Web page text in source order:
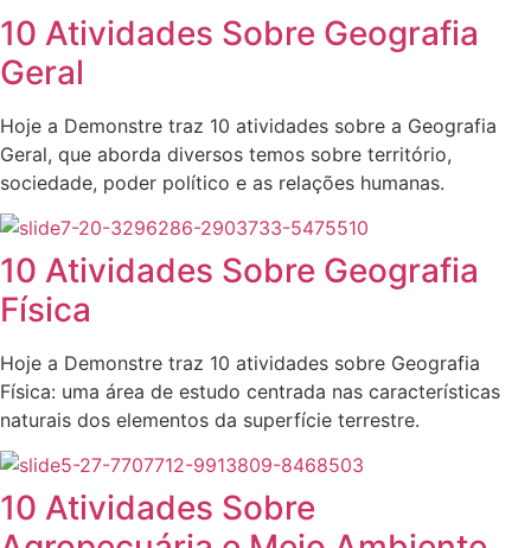
10 Atividades Sobre Geografia
Geral
Hoje a Demonstre traz 10 atividades sobre a Geografia
Geral, que aborda diversos temos sobre território,
sociedade, poder político e as relações humanas.
10 Atividades Sobre Geografia
Física
Hoje a Demonstre traz 10 atividades sobre Geografia
Física: uma área de estudo centrada nas características
naturais dos elementos da superfície terrestre.
10 Atividades Sobre